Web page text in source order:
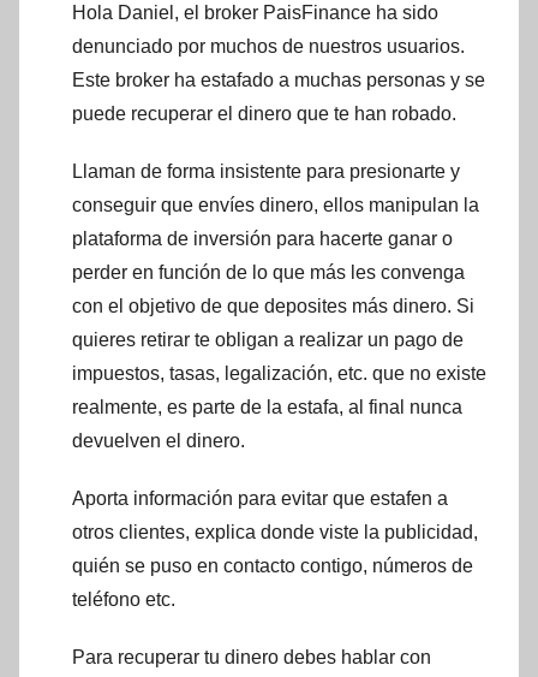
Hola Daniel, el broker PaisFinance ha sido
denunciado por muchos de nuestros usuarios.
Este broker ha estafado a muchas personas y se
puede recuperar el dinero que te han robado.
Llaman de forma insistente para presionarte y
conseguir que envíes dinero, ellos manipulan la
plataforma de inversión para hacerte ganar o
perder en función de lo que más les convenga
con el objetivo de que deposites más dinero. Si
quieres retirar te obligan a realizar un pago de
impuestos, tasas, legalización, etc. que no existe
realmente, es parte de la estafa, al final nunca
devuelven el dinero.
Aporta información para evitar que estafen a
otros clientes, explica donde viste la publicidad,
quién se puso en contacto contigo, números de
teléfono etc.
Para recuperar tu dinero debes hablar con